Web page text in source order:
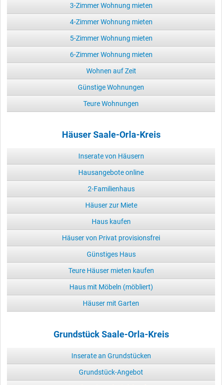
3-Zimmer Wohnung mieten
4-Zimmer Wohnung mieten
5-Zimmer Wohnung mieten
6-Zimmer Wohnung mieten
Wohnen auf Zeit
Günstige Wohnungen
Teure Wohnungen
Häuser Saale-Orla-Kreis
Inserate von Häusern
Hausangebote online
2-Familienhaus
Häuser zur Miete
Haus kaufen
Häuser von Privat provisionsfrei
Günstiges Haus
Teure Häuser mieten kaufen
Haus mit Möbeln (möbliert)
Häuser mit Garten
Grundstück Saale-Orla-Kreis
Inserate an Grundstücken
Grundstück-Angebot